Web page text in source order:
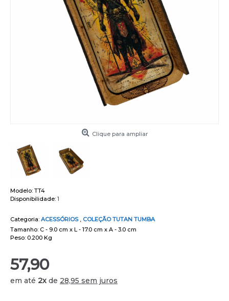
Clique para ampliar
Modelo: TT4
Disponibilidade: 1
Categoria: ACESSÓRIOS
COLEÇÃO TUTAN TUMBA
Tamanho: C - 9.0 cm x L - 17.0 cm x A - 3.0 cm
Peso: 0.200 Kg
57,90
em até 2x de 28,95 sem juros